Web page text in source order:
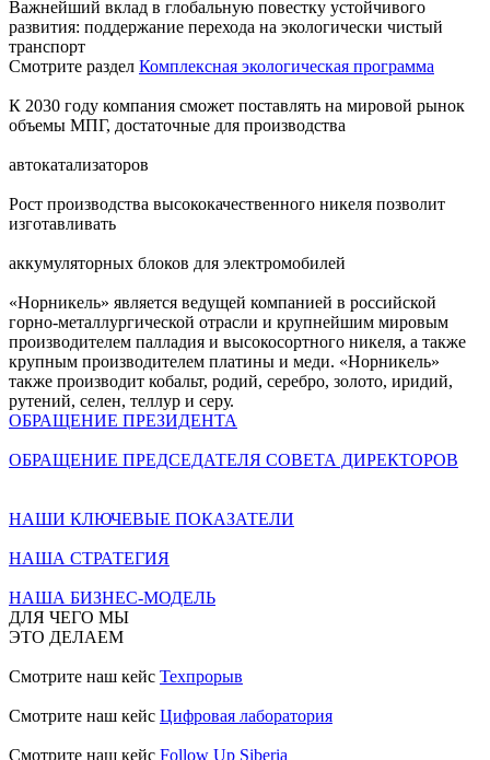
Важнейший вклад в глобальную повестку устойчивого
развития: поддержание перехода на экологически чистый
транспорт
Смотрите раздел Комплексная экологическая программа
К 2030 году компания сможет поставлять на мировой рынок
объемы МПГ, достаточные для производства
автокатализаторов
Рост производства высококачественного никеля позволит
изготавливать
аккумуляторных блоков для электромобилей
«Норникель» является ведущей компанией в российской
горно-металлургической отрасли и крупнейшим мировым
производителем палладия и высокосортного никеля, а также
крупным производителем платины и меди. «Норникель»
также производит кобальт, родий, серебро, золото, иридий,
рутений, селен, теллур и серу.
ОБРАЩЕНИЕ ПРЕЗИДЕНТА
ОБРАЩЕНИЕ ПРЕДСЕДАТЕЛЯ СОВЕТА ДИРЕКТОРОВ
НАШИ КЛЮЧЕВЫЕ ПОКАЗАТЕЛИ
НАША СТРАТЕГИЯ
НАША БИЗНЕС-МОДЕЛЬ
ДЛЯ ЧЕГО МЫ
ЭТО ДЕЛАЕМ
Смотрите наш кейс Техпрорыв
Смотрите наш кейс Цифровая лаборатория
Смотрите наш кейс Follow Up Siberia